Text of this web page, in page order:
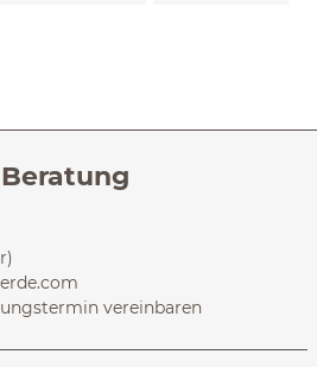
vereinbaren